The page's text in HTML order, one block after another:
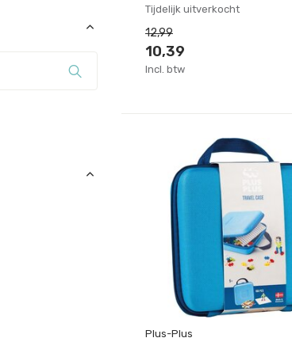
Tijdelijk uitverkocht
12,99
10,39
Incl. btw
Plus-Plus